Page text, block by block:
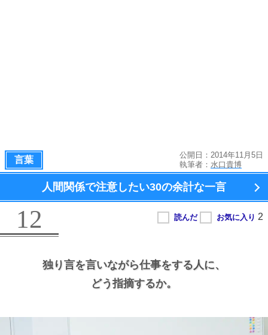
言葉
公開日：2014年11月5日
執筆者： 水口貴博
人間関係で注意したい30の余計な一言
12
独り言を言いながら仕事をする人に、
どう指摘するか。